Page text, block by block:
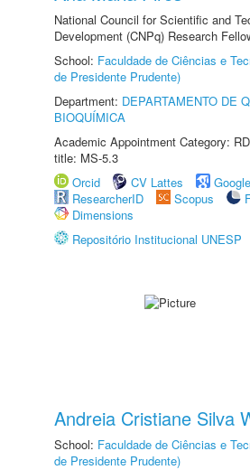
National Council for Scientific and
Development (CNPq) Research
School: Faculdade de Ciências e
de Presidente Prudente)
Department: DEPARTAMENTO DE
BIOQUÍMICA
Academic Appointment Category:
title: MS-5.3
Orcid
CV Lattes
ResearcherID
Scopus
Dimensions
Repositório Institucional UNESP
Andreia Cristiane Silva
School: Faculdade de Ciências e
de Presidente Prudente)